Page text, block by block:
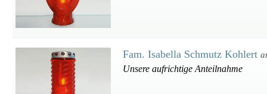
Fam. Isabella Schmutz Kohlert
Unsere aufrichtige Anteilnahme